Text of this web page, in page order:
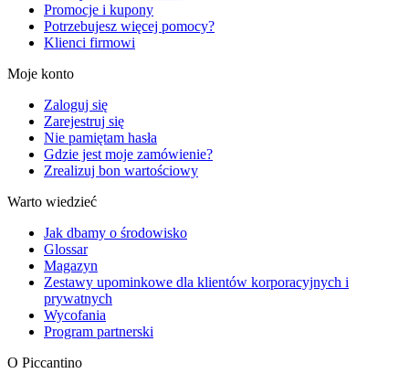
Promocje i kupony
Potrzebujesz więcej pomocy?
Klienci firmowi
Moje konto
Zaloguj się
Zarejestruj się
Nie pamiętam hasła
Gdzie jest moje zamówienie?
Zrealizuj bon wartościowy
Warto wiedzieć
Jak dbamy o środowisko
Glossar
Magazyn
Zestawy upominkowe dla klientów korporacyjnych i
prywatnych
Wycofania
Program partnerski
O Piccantino